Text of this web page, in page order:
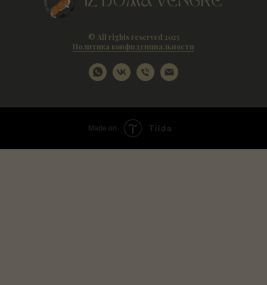
© All rights reserved 2025
Политика конфиденциальности
Made on Tilda